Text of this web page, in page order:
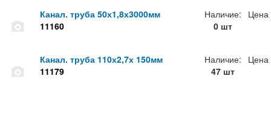
Канал. труба 50х1,8х3000мм
11160
Наличие:
0 шт
Цена
Канал. труба 110х2,7х 150мм
11179
Наличие:
47 шт
Цена